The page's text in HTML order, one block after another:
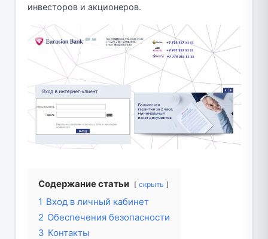
инвесторов и акционеров.
Содержание статьи скрыть
1 Вход в личный кабинет
2 Обеспечения безопасности
3 Контакты